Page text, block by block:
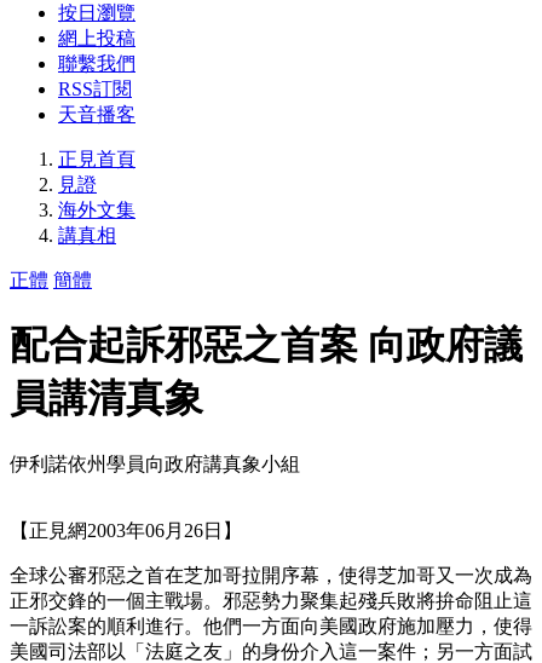
按日瀏覽
網上投稿
聯繫我們
RSS訂閱
天音播客
正見首頁
見證
海外文集
講真相
正體 簡體
配合起訴邪惡之首案 向政府議
員講清真象
伊利諾依州學員向政府講真象小組
【正見網2003年06月26日】
全球公審邪惡之首在芝加哥拉開序幕，使得芝加哥又一次成為
正邪交鋒的一個主戰場。邪惡勢力聚集起殘兵敗將拚命阻止這
一訴訟案的順利進行。他們一方面向美國政府施加壓力，使得
美國司法部以「法庭之友」的身份介入這一案件；另一方面試